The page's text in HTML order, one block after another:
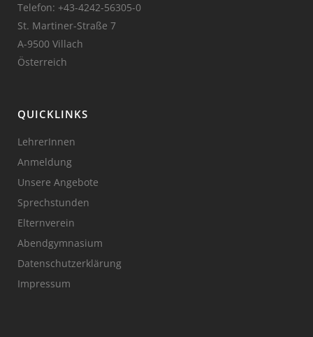
Telefon: +43-4242-56305-0
St. Martiner-Straße 7
A-9500 Villach
Österreich
QUICKLINKS
LehrerInnen
Anmeldung
Unsere Angebote
Sprechstunden
Elternverein
Abendgymnasium
Datenschutzerklärung
Impressum